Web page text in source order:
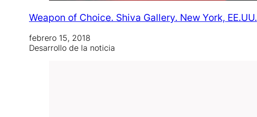
Weapon of Choice. Shiva Gallery. New York, EE.UU.
febrero 15, 2018
Desarrollo de la noticia